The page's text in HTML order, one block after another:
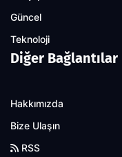
Güncel
Teknoloji
Diğer Bağlantılar
Hakkımızda
Bize Ulaşın
RSS